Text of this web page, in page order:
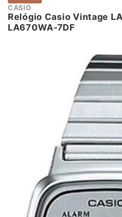
CASIO
Relógio Casio Vintage
LA670WA-7DF